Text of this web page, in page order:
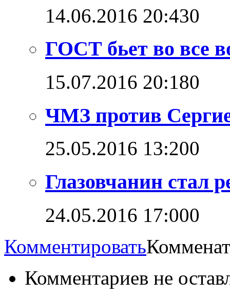
14.06.2016 20:430
ГОСТ бьет во все
15.07.2016 20:180
ЧМЗ против
25.05.2016 13:200
Глазовчанин стал
24.05.2016 17:000
Комментировать
Комментариев не